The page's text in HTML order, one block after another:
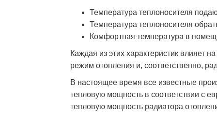
Температура теплоносителя
Температура теплоносителя
Комфортная температура в
Каждая из этих характеристик влияет
режим отопления и, соответственно,
В настоящее время все известные
тепловую мощность в соответствии с
тепловую мощность радиатора